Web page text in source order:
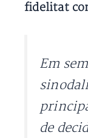
fidelitat
Em
de